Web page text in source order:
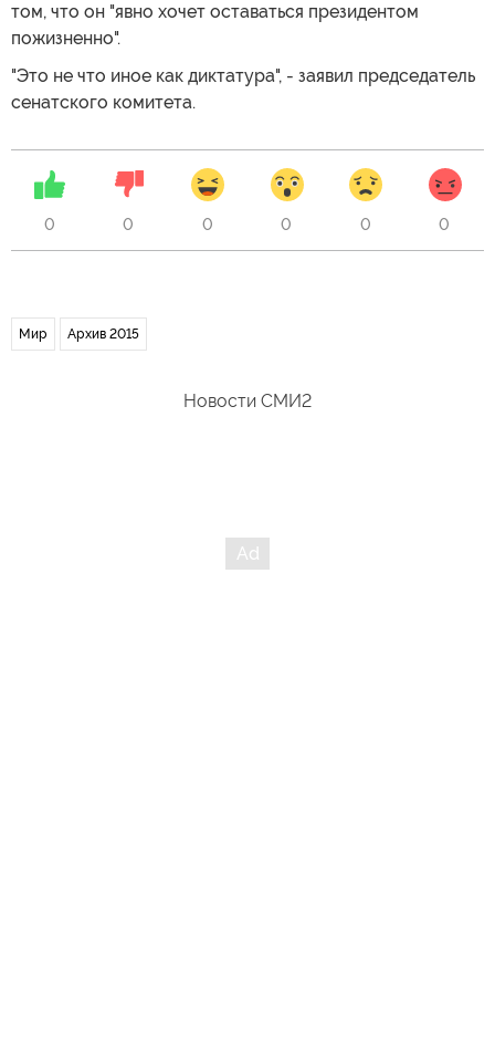
том, что он "явно хочет оставаться президентом
пожизненно".
"Это не что иное как диктатура", - заявил председатель
сенатского комитета.
0 0 0 0 0 0
Мир Архив 2015
Новости СМИ2